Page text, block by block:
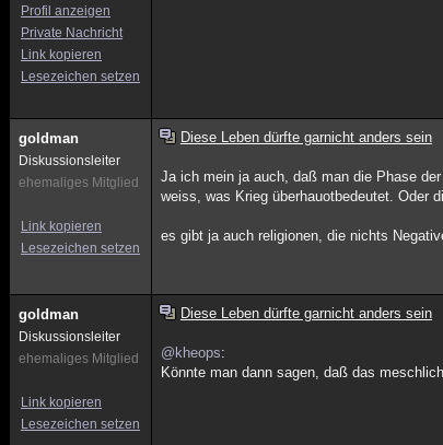
Profil anzeigen
Private Nachricht
Link kopieren
Lesezeichen setzen
goldman
Diskussionsleiter
ehemaliges Mitglied
Link kopieren
Lesezeichen setzen
Diese Leben dürfte garnicht anders sein
Ja ich mein ja auch, daß man die Phase
weiss, was Krieg überhauotbedeutet. Oder
es gibt ja auch religionen, die nichts
goldman
Diskussionsleiter
ehemaliges Mitglied
Link kopieren
Lesezeichen setzen
Diese Leben dürfte garnicht anders sein
@kheops:
Könnte man dann sagen, daß das